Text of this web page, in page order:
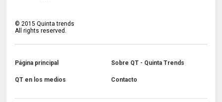
© 2015 Quinta trends
All rights reserved.
Página principal Sobre QT - Quinta Trends
QT en los medios Contacto